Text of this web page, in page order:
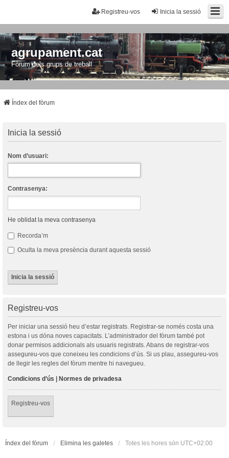
Inicia la sessió
Registreu-vos
agrupament.cat
Fòrum dels grups de treball
Índex del fòrum
Inicia la sessió
Nom d’usuari:
Contrasenya:
He oblidat la meva contrasenya
Recorda’m
Oculta la meva presència durant aquesta sessió
Registreu-vos
Per iniciar una sessió heu d’estar registrats. Registrar-se només costa una
estona i us dóna noves capacitats. L’administrador del fòrum també pot
donar permisos addicionals als usuaris registrats. Abans de registrar-vos
assegureu-vos que coneixeu les condicions d’ús. Si us plau, assegureu-vos
de llegir les regles del fòrum mentre hi navegueu.
Condicions d’ús | Normes de privadesa
Registreu-vos
Índex del fòrum Elimina les galetes Totes les hores són UTC+02:00